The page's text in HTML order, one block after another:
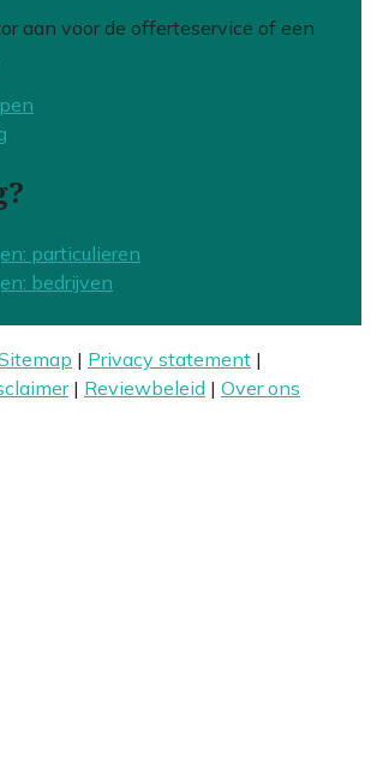
aan voor de offerteservice of een
particulieren
bedrijven
| Privacy statement |
| Reviewbeleid | Over ons